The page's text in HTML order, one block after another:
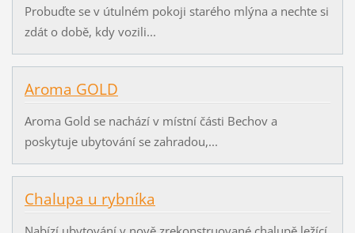
Probuďte se v útulném pokoji starého mlýna a nechte si
zdát o době, kdy vozili...
Aroma GOLD
Aroma Gold se nachází v místní části Bechov a
poskytuje ubytování se zahradou,...
Chalupa u rybníka